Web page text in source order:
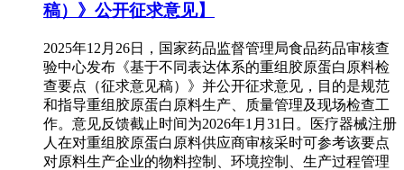
稿）》公开征求意见】
2025年12月26日，国家药品监督管理局食品药品审核查
验中心发布《基于不同表达体系的重组胶原蛋白原料检
查要点（征求意见稿）》并公开征求意见，目的是规范
和指导重组胶原蛋白原料生产、质量管理及现场检查工
作。意见反馈截止时间为2026年1月31日。医疗器械注册
人在对重组胶原蛋白原料供应商审核采时可参考该要点
对原料生产企业的物料控制、环境控制、生产过程管理